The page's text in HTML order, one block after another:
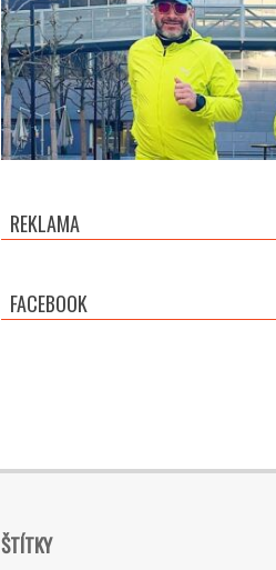
REKLAMA
FACEBOOK
ŠTÍTKY